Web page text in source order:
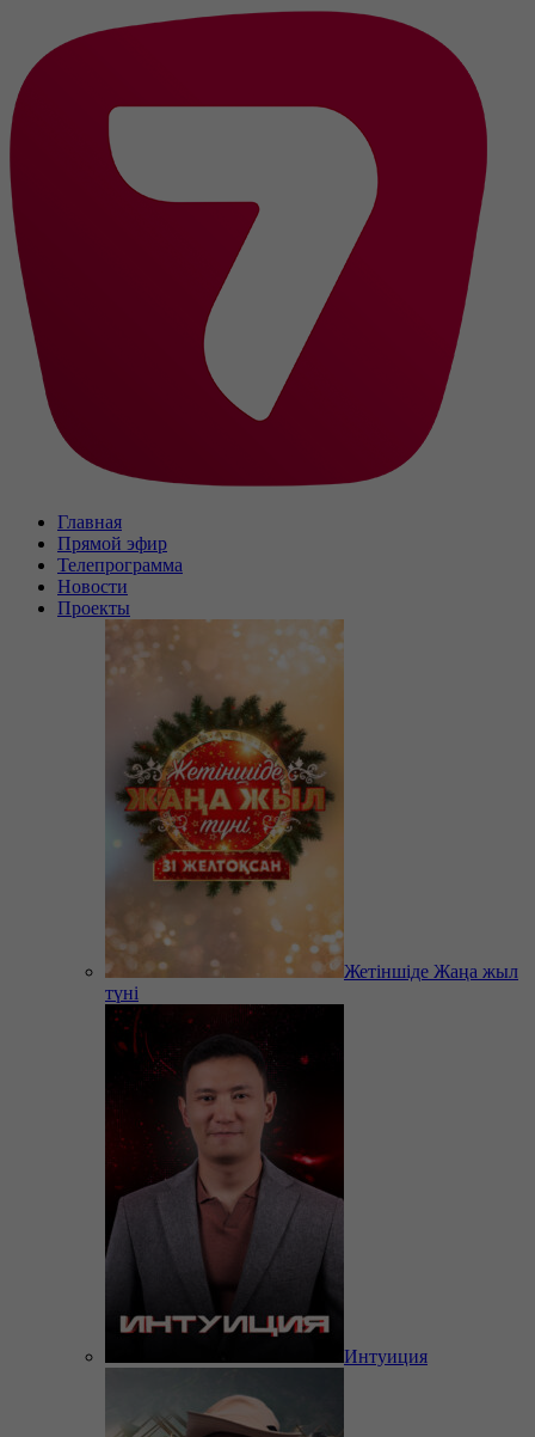
Главная
Прямой эфир
Телепрограмма
Новости
Проекты
Жетіншіде Жаңа жыл
түні
Интуиция